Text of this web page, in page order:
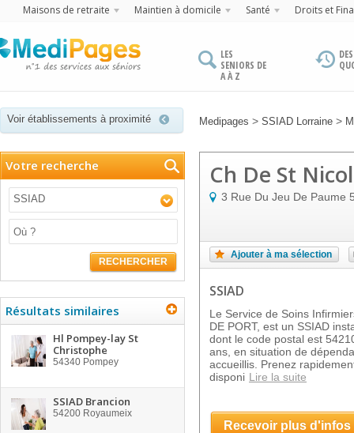
Maisons de retraite Maintien à domicile Santé Droits et
LES
SENIORS DE
A À Z
Voir établissements à proximité Medipages > SSIAD Lorraine >
Votre recherche
SSIAD
RECHERCHER
Résultats similaires
Hl Pompey-lay St
Christophe
54340 Pompey
SSIAD Brancion
54200 Royaumeix
Ch De St
3 Rue Du Jeu De Paume
Ajouter à ma sélection
SSIAD
Le Service de Soins
DE PORT, est un SSIAD
dont le code postal est
ans, en situation de
accueillis. Prenez
disponi Lire la suite
Recevoir plus d'infos